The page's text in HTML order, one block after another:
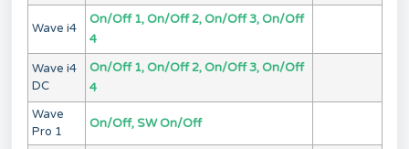
Wave i4
On/Off 1, On/Off 2, On/Off 3, On/Off
4
Wave i4
DC
On/Off 1, On/Off 2, On/Off 3, On/Off
4
Wave
Pro 1
On/Off, SW On/Off